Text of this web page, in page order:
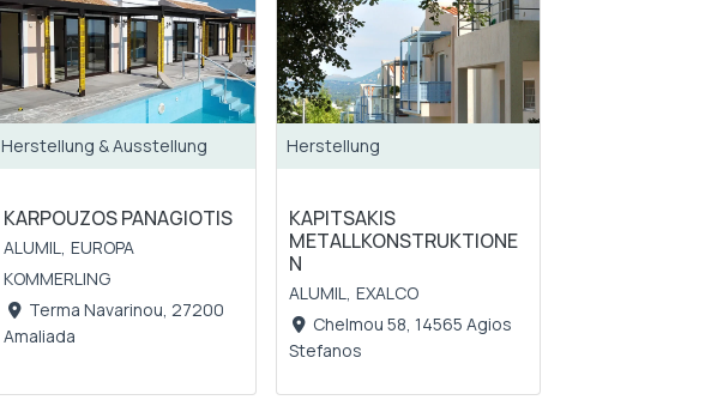
Herstellung & Ausstellung
KARPOUZOS PANAGIOTIS
ALUMIL,
EUROPA
KOMMERLING
Terma Navarinou, 27200
Amaliada
Herstellung
KAPITSAKIS
METALLKONSTRUKTIONE
N
ALUMIL,
EXALCO
Chelmou 58, 14565 Agios
Stefanos